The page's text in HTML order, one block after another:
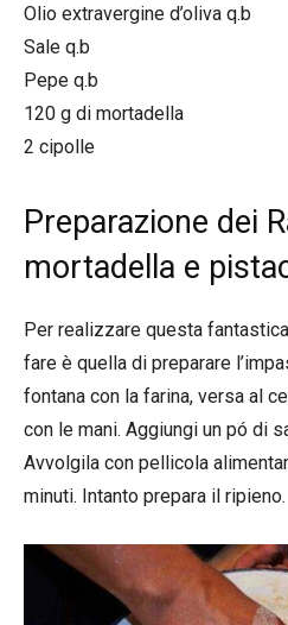
Olio extravergine d’oliva q.b
Sale q.b
Pepe q.b
120 g di mortadella
2 cipolle
Preparazione dei
mortadella e
Per realizzare questa
fare è quella di preparare
fontana con la farina, versa al
con le mani. Aggiungi un pó di
Avvolgila con pellicola
minuti. Intanto prepara il ripieno.